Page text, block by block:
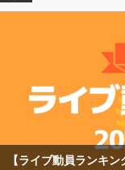
2026
【ライブ動員ランキン